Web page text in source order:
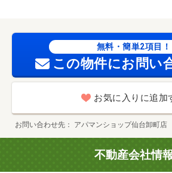
無料・簡単2項目！
この物件にお問い
お気に入りに追加
お問い合わせ先 アパマンショップ仙台卸町
不動産会社情